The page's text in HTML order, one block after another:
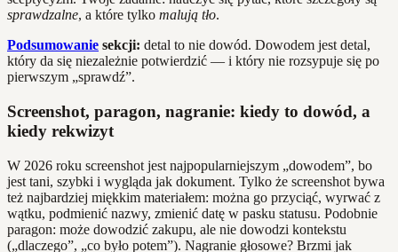
sprawdzalne, a które tylko malują tło.
Podsumowanie sekcji: detal to nie dowód. Dowodem jest detal,
który da się niezależnie potwierdzić — i który nie rozsypuje się po
pierwszym „sprawdź”.
Screenshot, paragon, nagranie: kiedy to dowód, a
kiedy rekwizyt
W 2026 roku screenshot jest najpopularniejszym „dowodem”, bo
jest tani, szybki i wygląda jak dokument. Tylko że screenshot bywa
też najbardziej miękkim materiałem: można go przyciąć, wyrwać z
wątku, podmienić nazwy, zmienić datę w pasku statusu. Podobnie
paragon: może dowodzić zakupu, ale nie dowodzi kontekstu
(„dlaczego”, „co było potem”). Nagranie głosowe? Brzmi jak